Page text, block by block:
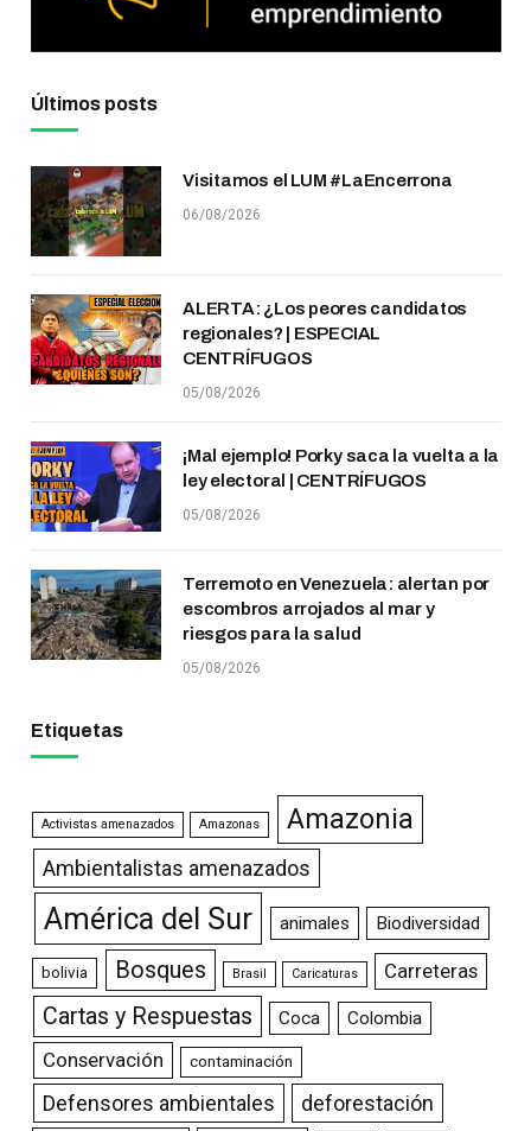
Últimos posts
Visitamos el LUM #LaEncerrona
06/08/2026
ALERTA: ¿Los peores candidatos
regionales? | ESPECIAL
CENTRÍFUGOS
05/08/2026
¡Mal ejemplo! Porky saca la vuelta a la
ley electoral | CENTRÍFUGOS
05/08/2026
Terremoto en Venezuela: alertan por
escombros arrojados al mar y
riesgos para la salud
05/08/2026
Etiquetas
Activistas amenazados Amazonas Amazonia
Ambientalistas amenazados
América del Sur animales Biodiversidad
bolivia Bosques Brasil Caricaturas Carreteras
Cartas y Respuestas Coca Colombia
Conservación contaminación
Defensores ambientales deforestación